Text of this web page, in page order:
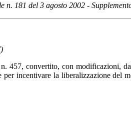
n. 181 del 3 agosto 2002 -
457, convertito, con modificazioni,
incentivare la liberalizzazione del